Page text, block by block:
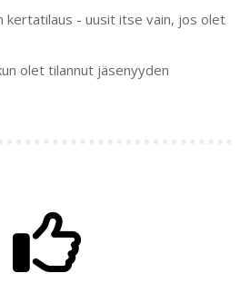
kertatilaus - uusit itse vain, jos olet
olet tilannut jäsenyyden